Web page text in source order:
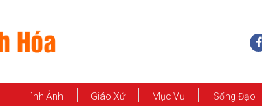
Hình Ảnh Giáo Xứ Mục Vụ Sống Đạo